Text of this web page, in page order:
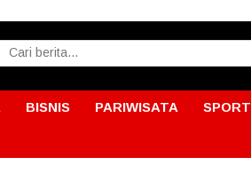
BISNIS PARIWISATA SPORT